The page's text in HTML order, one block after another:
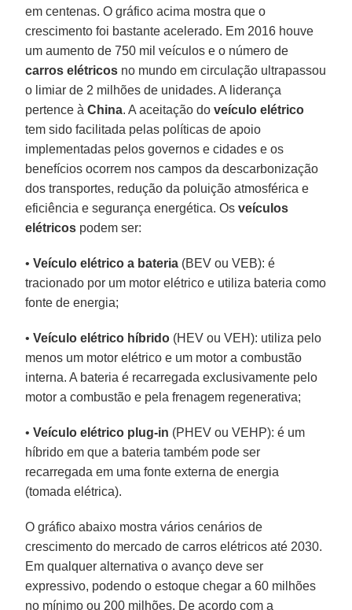
em centenas. O gráfico acima mostra que o
crescimento foi bastante acelerado. Em 2016 houve
um aumento de 750 mil veículos e o número de
carros elétricos no mundo em circulação ultrapassou
o limiar de 2 milhões de unidades. A liderança
pertence àChina. A aceitação doveículo elétrico
tem sido facilitada pelas políticas de apoio
implementadas pelos governos e cidades e os
benefícios ocorrem nos campos da descarbonização
dos transportes, redução da poluição atmosférica e
eficiência e segurança energética. Osveículos
elétricos podem ser:
•Veículo elétrico a bateria (BEV ou VEB): é
tracionado por um motor elétrico e utiliza bateria como
fonte de energia;
•Veículo elétrico híbrido (HEV ou VEH): utiliza pelo
menos um motor elétrico e um motor a combustão
interna. A bateria é recarregada exclusivamente pelo
motor a combustão e pela frenagem regenerativa;
•Veículo elétrico plug-in (PHEV ou VEHP): é um
híbrido em que a bateria também pode ser
recarregada em uma fonte externa de energia
(tomada elétrica).
O gráfico abaixo mostra vários cenários de
crescimento do mercado de carros elétricos até 2030.
Em qualquer alternativa o avanço deve ser
expressivo, podendo o estoque chegar a 60 milhões
no mínimo ou 200 milhões. De acordo com a